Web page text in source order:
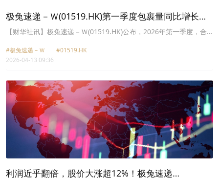
极兔中国已第一时间成立专项工作组，由安全负责人牵头，开展安全
生产隐患排查整治工作，并承诺坚决做到：一是压实统一管理责任，
进一步健全完善对各相关企业、加盟网点的统一安全管理制度与管控
条；二是聚焦关键环节闭环整改，全面核查分拣装卸、车辆通行、设
备运维、人员作业等关键环节风险点，建档立账、限期整改、闭环管
安全培训，增配现场安全员、防护设施与应急物资，切实提升一线人
员安全意识与自救互救能力，坚决守牢安全底线。
极兔速递－Ｗ(01519.HK)第一季度包裹量同比增长
26.2%
​【财华社讯】极兔速递－Ｗ(01519.HK)公布，2026年第一季度，合
同比增长26.2%。
#极兔速递－Ｗ
#01519.HK
2026-04-13 09:36
利润近乎翻倍，股价大涨超12%！极兔速递